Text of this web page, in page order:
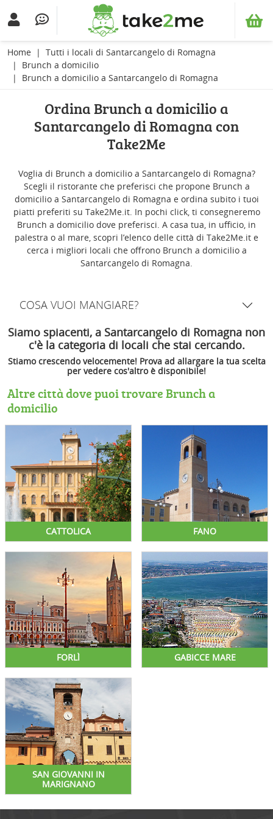
Home
Tutti i locali di Santarcangelo di Romagna
Brunch a domicilio
Brunch a domicilio a Santarcangelo di Romagna
Ordina Brunch a domicilio a
Santarcangelo di Romagna con
Take2Me
Voglia di Brunch a domicilio a Santarcangelo di Romagna?
Scegli il ristorante che preferisci che propone Brunch a
domicilio a Santarcangelo di Romagna e ordina subito i tuoi
piatti preferiti su Take2Me.it. In pochi click, ti consegneremo
Brunch a domicilio dove preferisci. A casa tua, in ufficio, in
palestra o al mare, scopri l’elenco delle città di Take2Me.it e
cerca i migliori locali che offrono Brunch a domicilio a
Santarcangelo di Romagna.
COSA VUOI MANGIARE?
Siamo spiacenti, a Santarcangelo di Romagna non
c'è la categoria di locali che stai cercando.
Stiamo crescendo velocemente! Prova ad allargare la tua scelta
per vedere cos'altro è disponibile!
Altre città dove puoi trovare Brunch a
domicilio
CATTOLICA FANO
FORLÌ GABICCE MARE
SAN GIOVANNI IN
MARIGNANO